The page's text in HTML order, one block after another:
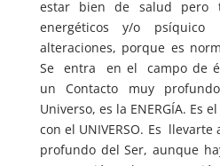
estar bien de salud pero
energéticos y/o
alteraciones, porque es
Se entra en el campo de
un Contacto muy
Universo, es la ENERGÍA. Es
con el UNIVERSO. Es
profundo del Ser, aunque